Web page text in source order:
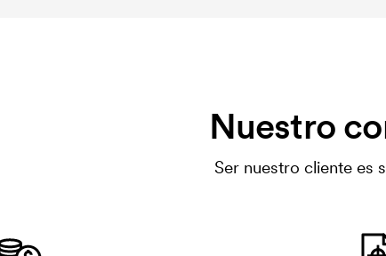
Nuestro
Ser nuestro cliente es